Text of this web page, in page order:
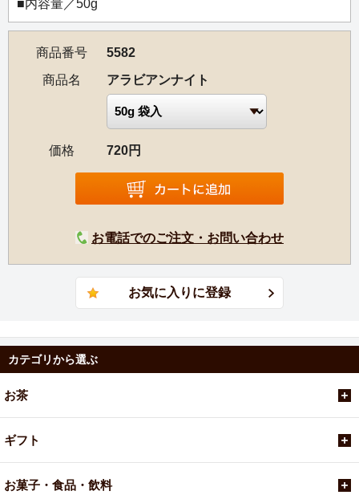
■内容量／50g
商品番号
5582
商品名
アラビアンナイト
価格 720円
お電話でのご注文・お問い合わせ
カテゴリから選ぶ
お茶
ギフト
お菓子・食品・飲料